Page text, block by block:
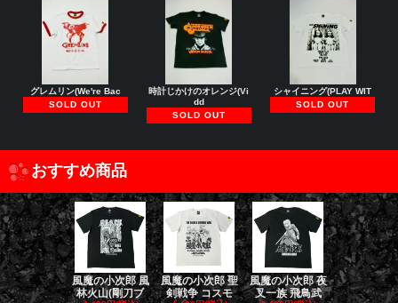
グレムリン(We're Bac
SOLD OUT
時計じかけのオレンジ(Vi
dd
SOLD OUT
シャイニング(PLAY WIT
SOLD OUT
おすすめ商品
風魔の小次郎 風
林火山(剛刀ブ
風魔の小次郎 聖
剣戦争 コスモ
風魔の小次郎 夜
叉一族 飛鳥武
風魔の小次
魔一族 竜